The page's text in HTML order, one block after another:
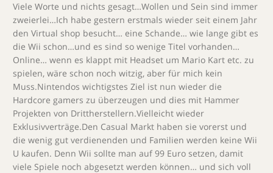
Viele Worte und nichts gesagt…Wollen und Sein sind immer
zweierlei…Ich habe gestern erstmals wieder seit einem Jahr
den Virtual shop besucht… eine Schande… wie lange gibt es
die Wii schon…und es sind so wenige Titel vorhanden…
Online… wenn es klappt mit Headset um Mario Kart etc. zu
spielen, wäre schon noch witzig, aber für mich kein
Muss.Nintendos wichtigstes Ziel ist nun wieder die
Hardcore gamers zu überzeugen und dies mit Hammer
Projekten von Drittherstellern.Vielleicht wieder
Exklusivverträge.Den Casual Markt haben sie vorerst und
die wenig gut verdienenden und Familien werden keine Wii
U kaufen. Denn Wii sollte man auf 99 Euro setzen, damit
viele Spiele noch abgesetzt werden können… und sich voll